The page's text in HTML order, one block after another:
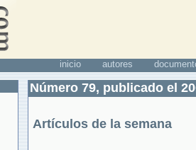
inicio autores
Número 79, publicado el
Artículos de la semana